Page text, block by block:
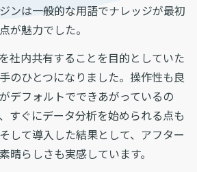
ンは一般的な用語でナレッジが最初
が魅力でした。
社内共有することを目的としていた
のひとつになりました。操作性も良
デフォルトでできあがっているの
すぐにデータ分析を始められる点も
して導入した結果として、アフター
晴らしさも実感しています。